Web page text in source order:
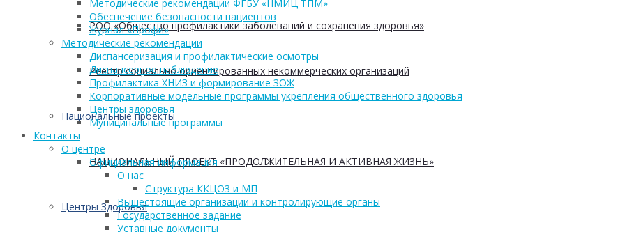
РОО «Общество профилактики заболеваний и сохранения здоровья»
Реестр социально ориентированных некоммерческих организаций
Национальные проекты
НАЦИОНАЛЬНЫЙ ПРОЕКТ «ПРОДОЛЖИТЕЛЬНАЯ И АКТИВНАЯ ЖИЗНЬ»
Центры Здоровья
Методические рекомендации ФГБУ «НМИЦ ТПМ»
Обеспечение безопасности пациентов
Журнал «Профи»
Методические рекомендации
Диспансеризация и профилактические осмотры
Диспансерное наблюдение
Профилактика ХНИЗ и формирование ЗОЖ
Корпоративные модельные программы укрепления общественного здоровья
Центры здоровья
Муниципальные программы
Контакты
О центре
Официальная информация
О нас
Структура ККЦОЗ и МП
Вышестоящие организации и контролирующие органы
Государственное задание
Уставные документы